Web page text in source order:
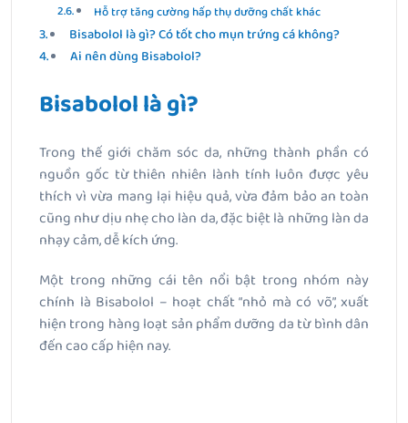
Hỗ trợ tăng cường hấp thụ dưỡng chất khác
Bisabolol là gì? Có tốt cho mụn trứng cá không?
Ai nên dùng Bisabolol?
Bisabolol là gì?
Trong thế giới chăm sóc da, những thành phần có
nguồn gốc từ thiên nhiên lành tính luôn được yêu
thích vì vừa mang lại hiệu quả, vừa đảm bảo an toàn
cũng như dịu nhẹ cho làn da, đặc biệt là những làn da
nhạy cảm, dễ kích ứng.
Một trong những cái tên nổi bật trong nhóm này
chính là Bisabolol – hoạt chất “nhỏ mà có võ”, xuất
hiện trong hàng loạt sản phẩm dưỡng da từ bình dân
đến cao cấp hiện nay.